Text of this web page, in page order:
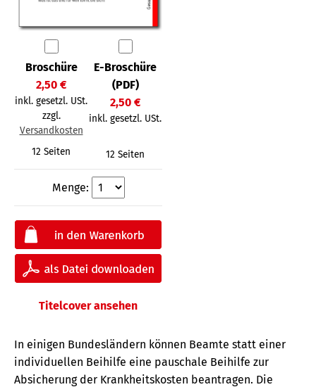
Broschüre
2,50 €
inkl. gesetzl. USt.
zzgl.
Versandkosten
12 Seiten
E-Broschüre
(PDF)
2,50 €
inkl. gesetzl. USt.
12 Seiten
Menge:
Titelcover ansehen
In einigen Bundesländern können Beamte statt einer
individuellen Beihilfe eine pauschale Beihilfe zur
Absicherung der Krankheitskosten beantragen. Die